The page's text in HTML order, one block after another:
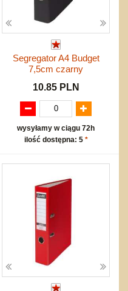
Segregator A4 Budget
7,5cm czarny
10.85 PLN
wysyłamy w ciągu 72h
ilość dostępna: 5 *